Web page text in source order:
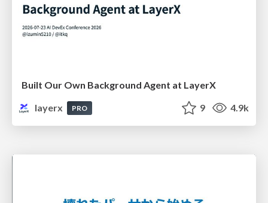
Built Our Own Background Agent at LayerX
layerx
PRO 9 4.9k